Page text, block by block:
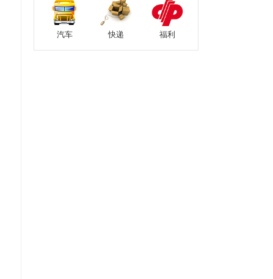
汽车 快递 福利